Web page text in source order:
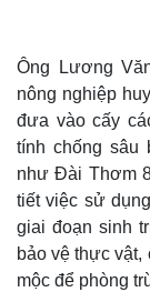
Ông Lương
nông nghiệp
đưa vào cấy
tính chống sâu
như Đài Thơm
tiết việc sử
giai đoạn sinh
bảo vệ thực
mộc để phòng